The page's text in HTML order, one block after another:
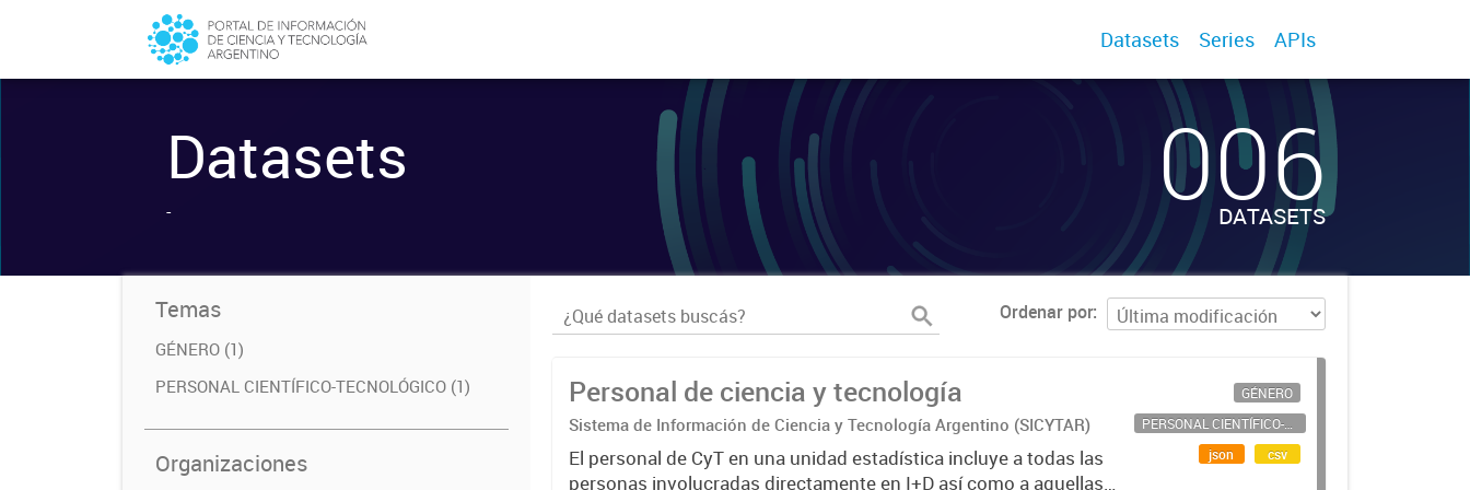
Datasets Series APIs
Datasets
- 006
DATASETS
Temas
GÉNERO (1)
PERSONAL CIENTÍFICO-TECNOLÓGICO (1)
Organizaciones
Ordenar por
Personal de ciencia y tecnología
Sistema de Información de Ciencia y Tecnología Argentino (SICYTAR)
El personal de CyT en una unidad estadística incluye a todas las
personas involucradas directamente en I+D así como a aquellas
GÉNERO
PERSONAL CIENTÍFICO-TECNOLÓGICO
json
csv